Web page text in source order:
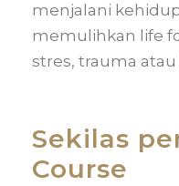
menjalani
memulihkan life
stres, trauma
Sekilas
Course